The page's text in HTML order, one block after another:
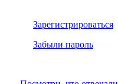
Зарегистрироваться
Забыли пароль